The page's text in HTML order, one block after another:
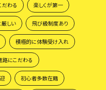
だわる 楽しくが第一
しい 飛び級制度あり
積極的に体験受け入れ
にこだわる
初心者多数在籍